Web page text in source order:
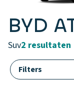
BYD
suv2 resultaten
Filters